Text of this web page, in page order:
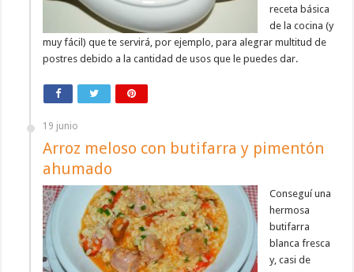
receta básica
de la cocina (y
muy fácil) que te servirá, por ejemplo, para alegrar multitud de
postres debido a la cantidad de usos que le puedes dar.
19 junio
Arroz meloso con butifarra y pimentón
ahumado
Conseguí una
hermosa
butifarra
blanca fresca
y, casi de